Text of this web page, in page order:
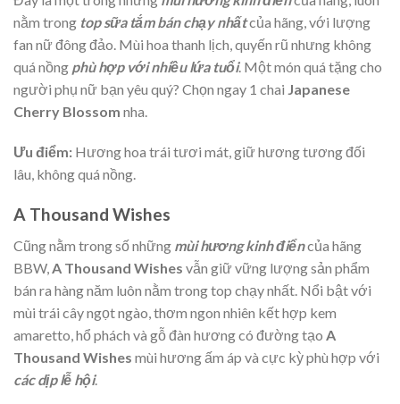
nằm trong top sữa tắm bán chạy nhấtcủa hãng, với lượng
fan nữ đông đảo. Mùi hoa thanh lịch, quyến rũ nhưng không
quá nồng phù hợp vớinhiều lứa tuổi. Một món quá tặng cho
người phụ nữ bạn yêu quý? Chọn ngay 1 chai Japanese
Cherry Blossom nha.
Ưu điểm: Hương hoa trái tươi mát, giữ hương tương đối
lâu, không quá nồng.
A Thousand Wishes
Cũng nằm trong số những mùi hươngkinh điểncủa hãng
BBW,A Thousand Wishes vẫn giữ vững lượng sản phẩm
bán ra hàng năm luôn nằm trong top chạy nhất. Nổi bật với
mùi trái cây ngọt ngào, thơm ngon nhiên kết hợp kem
amaretto, hổ phách và gỗ đàn hương có đường tạo A
Thousand Wishes mùi hương ấm áp và cực kỳ phù hợp với
các dịp lễ hội.